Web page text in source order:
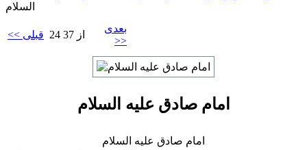
السلام
<< قبلی 24 از 37
بعدی
>>
امام صادق علیه السلام
امام صادق علیه السلام